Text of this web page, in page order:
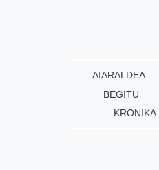
AIARALDEA
BEGITU
KRONIKA